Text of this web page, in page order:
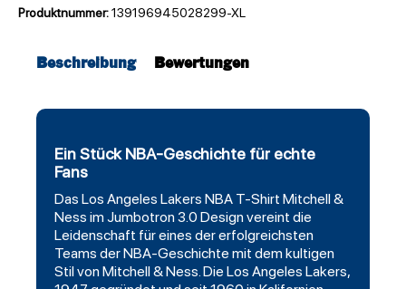
Produktnummer:139196945028299-XL
Beschreibung Bewertungen
Ein Stück NBA-Geschichte für echte
Fans
Das Los Angeles Lakers NBA T-Shirt Mitchell&
Ness im Jumbotron 3.0 Design vereint die
Leidenschaft für eines der erfolgreichsten
Teams der NBA-Geschichte mit dem kultigen
Stil von Mitchell & Ness. Die Los Angeles Lakers,